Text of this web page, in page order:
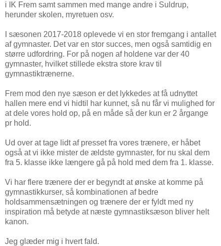
i IK Frem samt sammen med mange andre i Suldrup,
herunder skolen, myretuen osv.
I sæsonen 2017-2018 oplevede vi en stor fremgang i antallet
af gymnaster. Det var en stor succes, men også samtidig en
større udfordring. For på nogen af holdene var der 40
gymnaster, hvilket stillede ekstra store krav til
gymnastiktrænerne.
Frem mod den nye sæson er det lykkedes at få udnyttet
hallen mere end vi hidtil har kunnet, så nu får vi mulighed for
at dele vores hold op, på en måde så der kun er 2 årgange
pr hold.
Ud over at tage lidt af presset fra vores trænere, er håbet
også at vi ikke mister de ældste gymnaster, for nu skal dem
fra 5. klasse ikke længere gå på hold med dem fra 1. klasse.
Vi har flere trænere der er begyndt at ønske at komme på
gymnastikkurser, så kombinationen af bedre
holdsammensætningen og trænere der er fyldt med ny
inspiration må betyde at næste gymnastiksæson bliver helt
kanon.
Jeg glæder mig i hvert fald.